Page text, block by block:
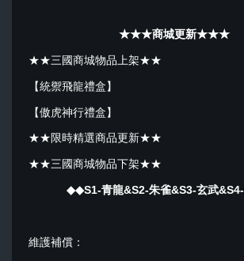
★★★商城更新★★★
★★三國商城物品上架★★
【統禦飛龍禮盒】
【傲虎神行禮盒】
★★限時精選商品更新★★
★★三國商城物品下架★★
◆◆S1-青龍&S2-朱雀&S3-玄武
維護補償：